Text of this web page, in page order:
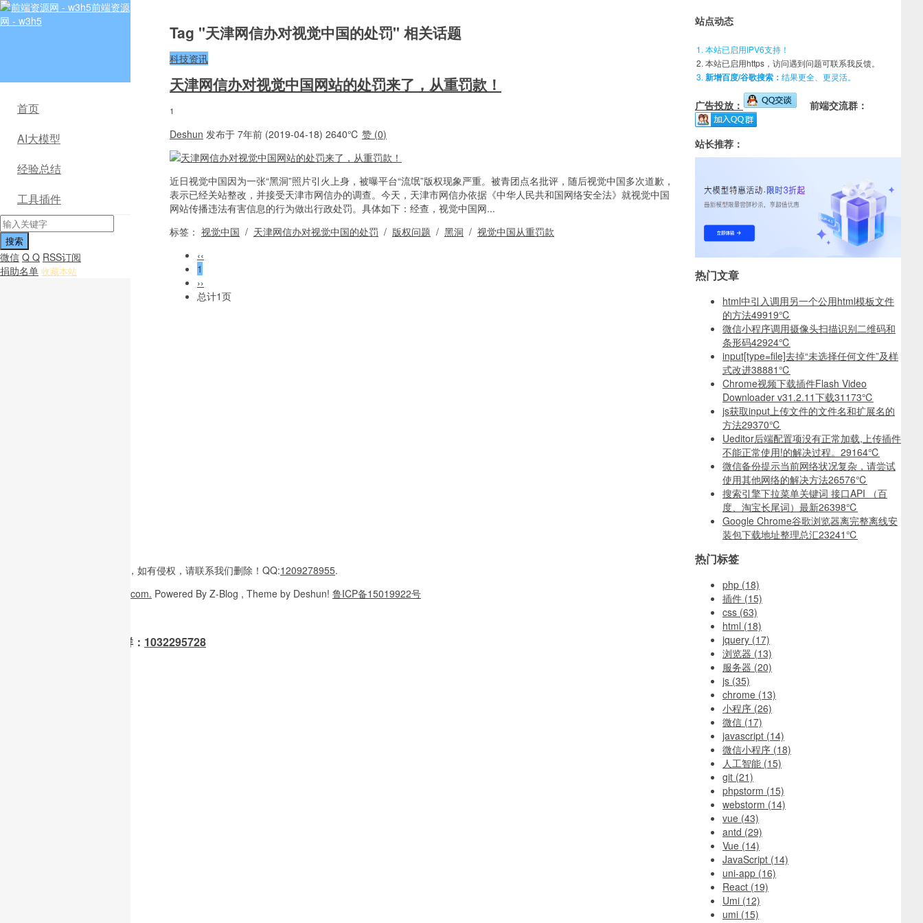
前端资源
网 - w3h5
首页
AI大模型
经验总结
工具插件
微信 Q Q RSS订阅
捐助名单 收藏本站
Tag "天津网信办对视觉中国的处罚" 相关话题
科技资讯
天津网信办对视觉中国网站的处罚来了，从重罚款！
1
Deshun 发布于 7年前 (2019-04-18) 2640℃ 赞 (0)
近日视觉中国因为一张“黑洞”照片引火上身，被曝平台“流氓”版权现象严重。被青团点名批评，随后视觉中国多次道歉，
表示已经关站整改，并接受天津市网信办的调查。今天，天津市网信办依据《中华人民共和国网络安全法》就视觉中国
网站传播违法有害信息的行为做出行政处罚。具体如下：经查，视觉中国网...
标签： 视觉中国 / 天津网信办对视觉中国的处罚 / 版权问题 / 黑洞 / 视觉中国从重罚款
‹‹
1
››
总计1页
站点动态
本站已启用IPV6支持！
本站已启用https，访问遇到问题可联系我反馈。
新增百度/谷歌搜索： 结果更全、更灵活。
广告投放： 前端交流群：
站长推荐：
热门文章
html中引入调用另一个公用html模板文件
的方法49919℃
微信小程序调用摄像头扫描识别二维码和
条形码42924℃
input[type=file]去掉“未选择任何文件”及样
式改进38881℃
Chrome视频下载插件Flash Video
Downloader v31.2.11下载31173℃
js获取input上传文件的文件名和扩展名的
方法29370℃
Ueditor后端配置项没有正常加载,上传插件
不能正常使用!的解决过程。 29164℃
微信备份提示当前网络状况复杂，请尝试
使用其他网络的解决方法26576℃
搜索引擎下拉菜单关键词 接口API （百
度、淘宝长尾词）最新26398℃
Google Chrome谷歌浏览器离完整离线安
装包下载地址整理总汇23241℃
热门标签
php (18)
插件 (15)
css (63)
html (18)
jquery (17)
浏览器 (13)
服务器 (20)
js (35)
chrome (13)
小程序 (26)
微信 (17)
javascript (14)
微信小程序 (18)
人工智能 (15)
git (21)
phpstorm (15)
webstorm (14)
vue (43)
antd (29)
Vue (14)
JavaScript (14)
uni-app (16)
React (19)
Umi (12)
umi (15)
多整理于互联网， 如有侵权，请联系我们删除！ QQ:1209278955.
W3H5.com. Powered By Z-Blog , Theme by Deshun! 鲁ICP备15019922号
OpenClaw 龙虾交流群： 1032295728